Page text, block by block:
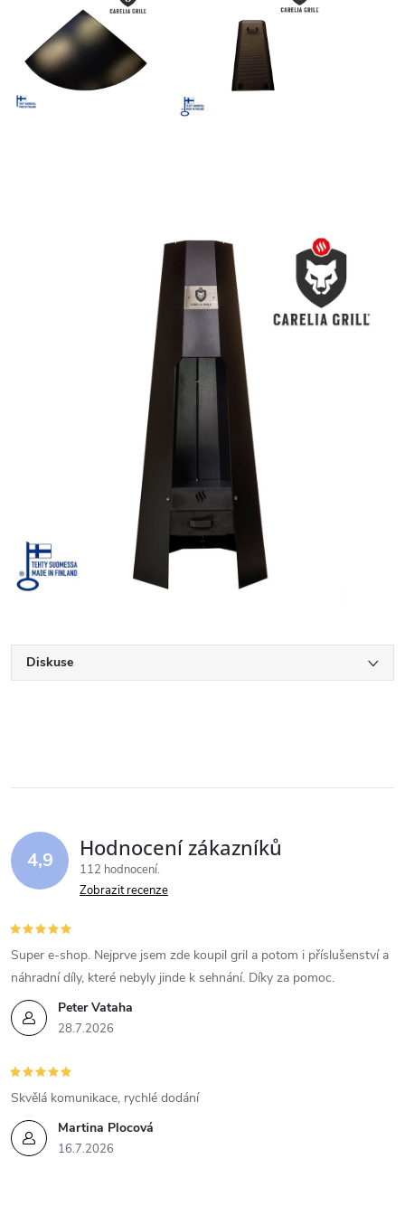
Diskuse
4,9 Hodnocení zákazníků
112 hodnocení
Zobrazit recenze
Peter Vataha
28.7.2026
Super e-shop. Nejprve jsem zde koupil gril a potom i příslušenství a
náhradní díly, které nebyly jinde k sehnání. Díky za pomoc.
Martina Plocová
16.7.2026
Skvělá komunikace, rychlé dodání